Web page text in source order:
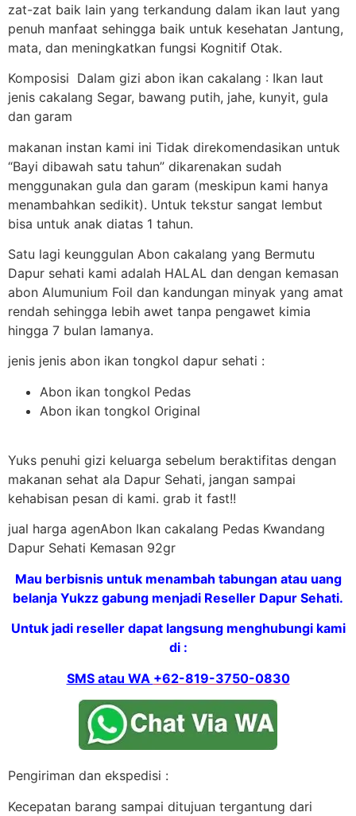
zat-zat baik lain yang terkandung dalam ikan laut yang
penuh manfaat sehingga baik untuk kesehatan Jantung,
mata, dan meningkatkan fungsi Kognitif Otak.
Komposisi Dalam gizi abon ikan cakalang : Ikan laut
jenis cakalang Segar, bawang putih, jahe, kunyit, gula
dan garam
makanan instan kami ini Tidak direkomendasikan untuk
“Bayi dibawah satu tahun” dikarenakan sudah
menggunakan gula dan garam (meskipun kami hanya
menambahkan sedikit). Untuk tekstur sangat lembut
bisa untuk anak diatas 1 tahun.
Satu lagi keunggulan Abon cakalang yang Bermutu
Dapur sehati kami adalah HALAL dan dengan kemasan
abon Alumunium Foil dan kandungan minyak yang amat
rendah sehingga lebih awet tanpa pengawet kimia
hingga 7 bulan lamanya.
jenis jenis abon ikan tongkol dapur sehati :
Abon ikan tongkol Pedas
Abon ikan tongkol Original
Yuks penuhi gizi keluarga sebelum beraktifitas dengan
makanan sehat ala Dapur Sehati, jangan sampai
kehabisan pesan di kami. grab it fast!!
jual harga agenAbon Ikan cakalang Pedas Kwandang
Dapur Sehati Kemasan 92gr
Mau berbisnis untuk menambah tabungan atau uang
belanja Yukzz gabung menjadi Reseller Dapur Sehati.
Untuk jadi reseller dapat langsung menghubungi kami
di :
SMS atau WA +62-819-3750-0830
Pengiriman dan ekspedisi :
Kecepatan barang sampai ditujuan tergantung dari